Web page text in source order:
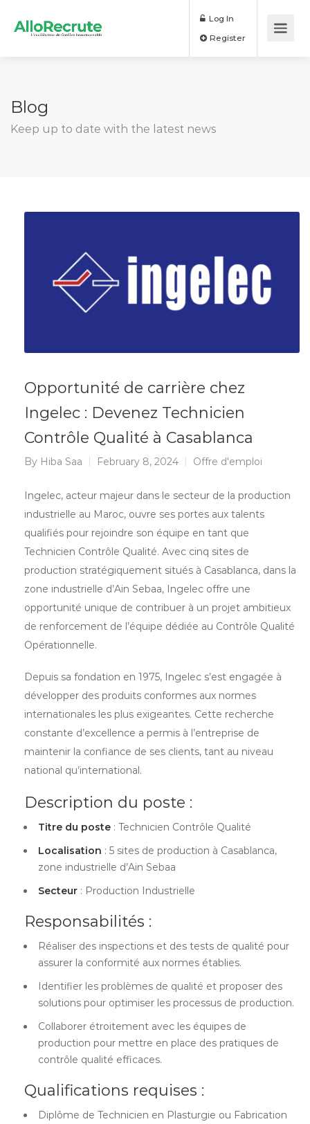
Log In
Blog
Keep up to date with the latest news
Opportunité de carrière chez
Ingelec : Devenez Technicien
Contrôle Qualité à Casablanca
By Hiba Saa February 8, 2024 Offre d'emploi
Ingelec, acteur majeur dans le secteur de la production
industrielle au Maroc, ouvre ses portes aux talents
qualifiés pour rejoindre son équipe en tant que
Technicien Contrôle Qualité. Avec cinq sites de
production stratégiquement situés à Casablanca, dans la
zone industrielle d’Ain Sebaa, Ingelec offre une
opportunité unique de contribuer à un projet ambitieux
de renforcement de l’équipe dédiée au Contrôle Qualité
Opérationnelle.
Depuis sa fondation en 1975, Ingelec s’est engagée à
développer des produits conformes aux normes
internationales les plus exigeantes. Cette recherche
constante d’excellence a permis à l’entreprise de
maintenir la confiance de ses clients, tant au niveau
national qu’international.
Description du poste :
Titre du poste : Technicien Contrôle Qualité
Localisation : 5 sites de production à Casablanca,
zone industrielle d’Ain Sebaa
Secteur : Production Industrielle
Responsabilités :
Réaliser des inspections et des tests de qualité pour
assurer la conformité aux normes établies.
Identifier les problèmes de qualité et proposer des
solutions pour optimiser les processus de production.
Collaborer étroitement avec les équipes de
production pour mettre en place des pratiques de
contrôle qualité efficaces.
Qualifications requises :
Diplôme de Technicien en Plasturgie ou Fabrication